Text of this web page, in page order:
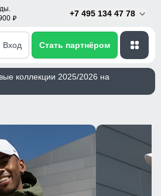
p
+7 495 134 47 78
Вход Стать партнёром
коллекции 2025/2026 на